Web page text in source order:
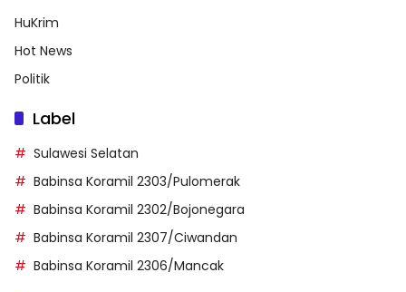
HuKrim
Hot News
Politik
Label
Sulawesi Selatan
Babinsa Koramil 2303/Pulomerak
Babinsa Koramil 2302/Bojonegara
Babinsa Koramil 2307/Ciwandan
Babinsa Koramil 2306/Mancak